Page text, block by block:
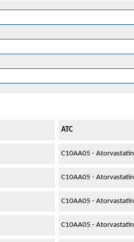
ATC
C10AA05 - Atorvastatin
C10AA05 - Atorvastatin
C10AA05 - Atorvastatin
C10AA05 - Atorvastatin